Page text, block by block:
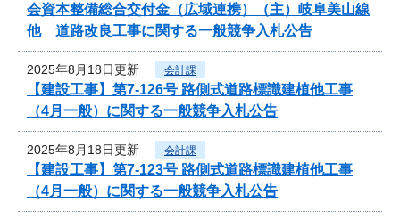
会資本整備総合交付金（広域連携）（主）岐阜美山線
他 道路改良工事に関する一般競争入札公告
2025年8月18日更新 会計課
【建設工事】第7-126号 路側式道路標識建植他工事
（4月一般）に関する一般競争入札公告
2025年8月18日更新 会計課
【建設工事】第7-123号 路側式道路標識建植他工事
（4月一般）に関する一般競争入札公告